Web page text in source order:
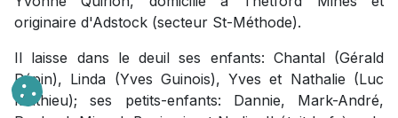
originaire d'Adstock (secteur St-Méthode).
Il laisse dans le deuil ses enfants: Chantal (Gérald
Pépin), Linda (Yves Guinois), Yves et Nathalie (Luc
Mathieu); ses petits-enfants: Dannie, Mark-André,